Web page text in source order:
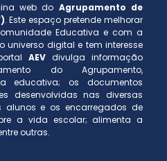
web do Agrupamento de
. Este espaço pretende melhorar
Educativa e com a
universo digital e tem interesse
AEV divulga informação
do Agrupamento,
educativa; os documentos
desenvolvidas nas diversas
alunos e os encarregados de
a vida escolar; alimenta a
outras.